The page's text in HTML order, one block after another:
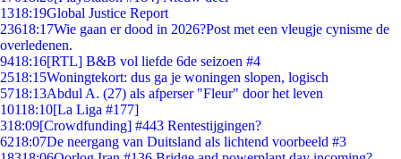
1318:19Global Justice Report
23618:17Wie gaan er dood in 2026?Post met een vleugje cynisme de
overledenen.
9418:16[RTL] B&B vol liefde 6de seizoen #4
2518:15Woningtekort: dus ga je woningen slopen, logisch
5718:13Abdul A. (27) als afperser "Fleur" door het leven
10118:10[La Liga #177]
318:09[Crowdfunding] #443 Rentestijgingen?
6218:07De neergang van Duitsland als lichtend voorbeeld #3